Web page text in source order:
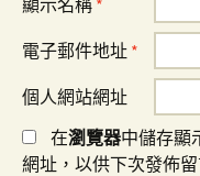
電子郵件地址 *
個人網站網址
在瀏覽器中儲存顯
網址，以供下次發佈留